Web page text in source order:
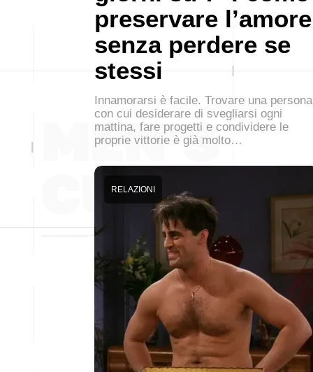
preservare l’amore
senza perdere se
stessi
Innamorarsi è facile. Trovare una persona
con cui desiderare di svegliarsi ogni
mattina, fare progetti e condividere le
proprie vittorie è già molto…
RELAZIONI